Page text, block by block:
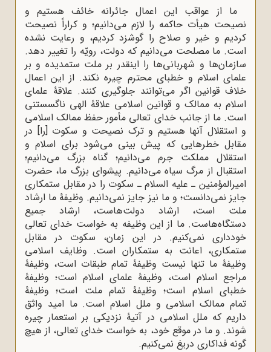
ما از عواقب این اعمال جائرانه خائف هستیم و
نصیحت هیأت حاکمه را لازم‌ ‌می‌دانیم؛ و کراراً نصیحت
کردیم و خیر و صلاح را گوشزد کردیم، و رعایت نشده
است.‌ ‌ما مصلحت می‌دانیم که دولت، رویّه را تغییر دهد.
سازمان‌ها و شهربانی‌ها را اینقدر بر ملت‌ ‌ستمدیده و بر
علمای اسلام و خطبای محترم چیره نکند. از این اعمال
خلاف قوانین اگر‌ ‌می‌توانند جلوگیری کنند. علاقۀ علمای
اسلام به ممالک و قوانین اسلامی علاقۀ الهی‌ ‌ناگسستنی
است.‌ ما از جانب خدای تعالی مأمور حفظ ممالک اسلامی
و استقلال آنها هستیم و ترک‌ ‌نصیحت و سکوت ‌‌[‌‌را‌‌]‌‌ در
مقابل خطرهایی که پیش بینی می‌شود برای اسلام و
استقلال‌ ‌مملکت جرم می‌دانیم؛ گناه بزرگ می‌دانیم؛
استقبال از مرگ سیاه می‌دانیم. پیشوای‌ ‌بزرگ ما، حضرت
امیرالمؤمنین ـ علیه السلام ـ سکوت را در مقابل ستمکاری
جایز‌ ‌نمی‌دانست؛ و ما نیز جایز نمی‌دانیم. وظیفۀ ما ارشاد
ملت است، ارشاد دولت‌هاست، ارشاد‌
‌جمیع
دستگاه‌هاست. ما از این وظیفه به خواست خدای تعالی
خودداری نمی‌کنیم. ‌در این زمان، سکوت در مقابل
ستمکاری، اعانت به ستمکاران است. وظایف‌ ‌اسلامی
وظیفۀ ما تنها نیست وظیفۀ تمام طبقات است، وظیفۀ
مراجع اسلام است، وظیفۀ‌ ‌علمای اسلام است؛ وظیفۀ
خطبای اسلام است؛ وظیفۀ تمام ملت است؛ وظیفۀ
تمام‌ ‌ممالک اسلامی و ملل اسلام است. ما امید واثق
داریم که ملل اسلامی در آتیۀ نزدیکی بر‌ ‌استعمار چیره
شوند. و ما در موقع خود، به خواست خدای تعالی، از هیچ
گونه فداکاری‌ ‌دریغ نمی‌کنیم.‌